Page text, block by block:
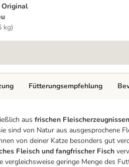
kg)
aus frischen Fleischerzeugnissen
sind von Natur aus ausgesprochene
von deiner Katze besonders gut
Fleisch und fangfrischer Fisch
vergleichsweise geringe Menge des
Fütterungsempfehlung